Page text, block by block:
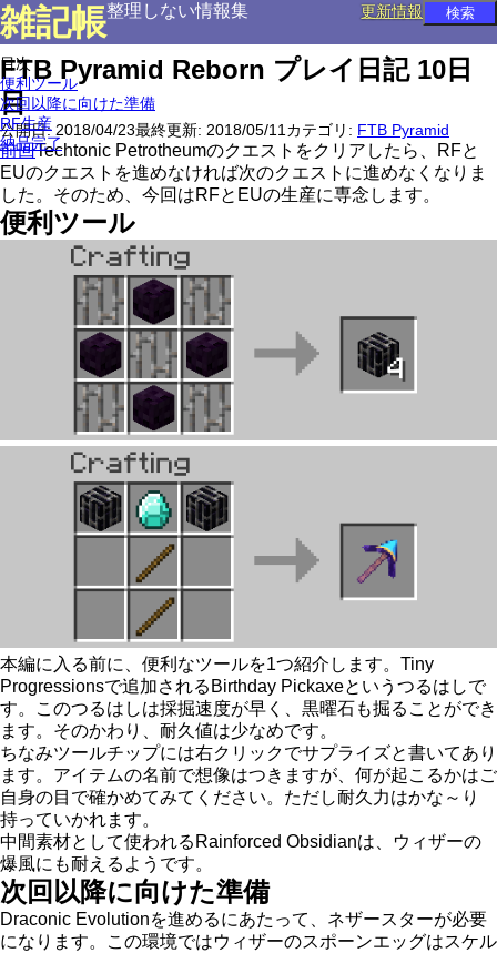
雑記帳整理しない情報集 更新情報
目次
便利ツール
次回以降に向けた準備
RF生産
納品完了
FTB Pyramid Reborn プレイ日記 10日
目
公開日: 2018/04/23最終更新: 2018/05/11 カテゴリ: FTB Pyramid
前回Techtonic Petrotheumのクエストをクリアしたら、RFと
EUのクエストを進めなければ次のクエストに進めなくなりま
した。そのため、今回はRFとEUの生産に専念します。
便利ツール
本編に入る前に、便利なツールを1つ紹介します。Tiny
Progressionsで追加されるBirthday Pickaxeというつるはしで
す。このつるはしは採掘速度が早く、黒曜石も掘ることができ
ます。そのかわり、耐久値は少なめです。
ちなみツールチップには右クリックでサプライズと書いてあり
ます。アイテムの名前で想像はつきますが、何が起こるかはご
自身の目で確かめてみてください。ただし耐久力はかな～り
持っていかれます。
中間素材として使われるRainforced Obsidianは、ウィザーの
爆風にも耐えるようです。
次回以降に向けた準備
Draconic Evolutionを進めるにあたって、ネザースターが必要
になります。この環境ではウィザーのスポーンエッグはスケル